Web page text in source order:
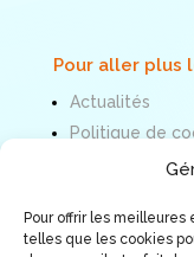
Pour offrir les
telles que les cookies
Pour aller plus
Actualités
Politique de
Mentions
Nous suivre